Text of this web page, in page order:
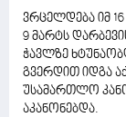
ვრცელდება იმ
9 მარტს
ჭავლზე
გვერდით იდგა
უსამართლო
აკანონებდა.